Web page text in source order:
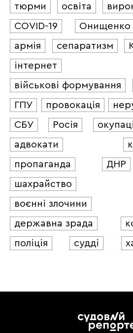
тюрми
освіта
COVID-19
Онищенко
армія
сепаратизм
інтернет
військові формування
ГПУ
провокація
СБУ
Росія
адвокати
пропаганда
ДНР
шахрайство
воєнні злочини
державна зрада
поліція
судді